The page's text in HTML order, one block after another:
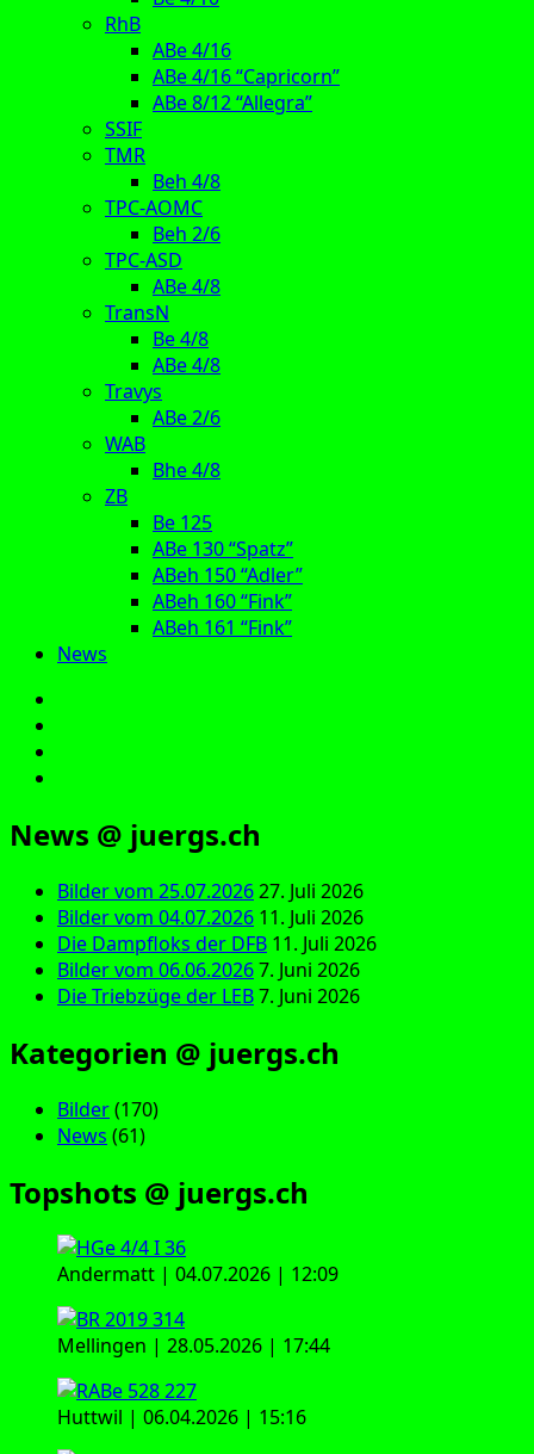
RhB
ABe 4/16
ABe 4/16 “Capricorn”
ABe 8/12 “Allegra”
SSIF
TMR
Beh 4/8
TPC-AOMC
Beh 2/6
TPC-ASD
ABe 4/8
TransN
Be 4/8
ABe 4/8
Travys
ABe 2/6
WAB
Bhe 4/8
ZB
Be 125
ABe 130 “Spatz”
ABeh 150 “Adler”
ABeh 160 “Fink”
ABeh 161 “Fink”
News
News @ juergs.ch
Bilder vom 25.07.202627. Juli 2026
Bilder vom 04.07.2026 11. Juli 2026
Die Dampfloks der DFB 11. Juli 2026
Bilder vom 06.06.20267. Juni 2026
Die Triebzüge der LEB7. Juni 2026
Kategorien @ juergs.ch
Bilder(170)
News (61)
Topshots @ juergs.ch
Andermatt | 04.07.2026 | 12:09
Mellingen | 28.05.2026 | 17:44
Huttwil | 06.04.2026 | 15:16